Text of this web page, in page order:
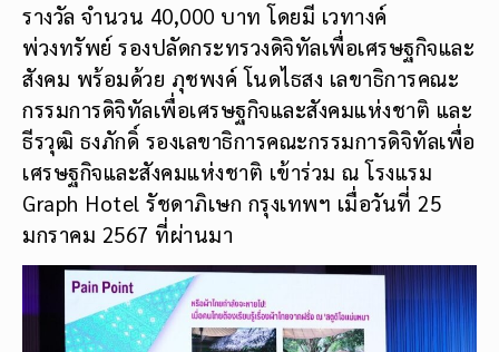
รางวัล จำนวน 40,000 บาท โดยมี เวทางค์
พ่วงทรัพย์ รองปลัดกระทรวงดิจิทัลเพื่อเศรษฐกิจและ
สังคม พร้อมด้วย ภุชพงค์ โนดไธสง เลขาธิการคณะ
กรรมการดิจิทัลเพื่อเศรษฐกิจและสังคมแห่งชาติ และ
ธีรวุฒิ ธงภักดิ์ รองเลขาธิการคณะกรรมการดิจิทัลเพื่อ
เศรษฐกิจและสังคมแห่งชาติ เข้าร่วม ณ โรงแรม
Graph Hotel รัชดาภิเษก กรุงเทพฯ เมื่อวันที่ 25
มกราคม 2567 ที่ผ่านมา